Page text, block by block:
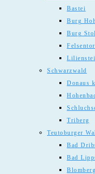
Bastei
Burg
Burg
Schwarzwald
Donaus
Triberg
Teutoburger
Bad
Bad
Blomberg